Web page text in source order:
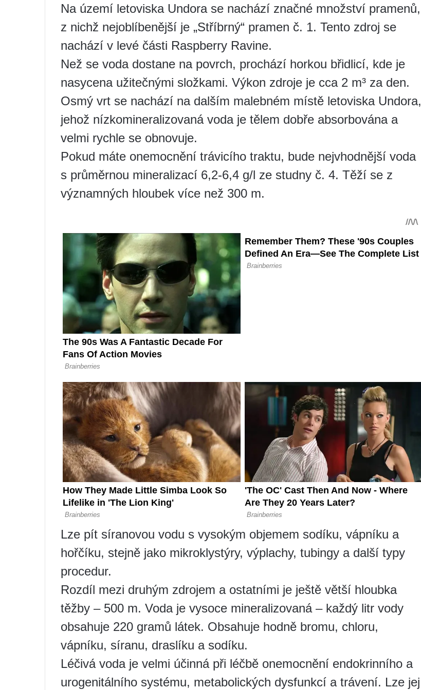
Na území letoviska Undora se nachází značné množství pramenů,
z nichž nejoblíbenější je „Stříbrný“ pramen č. 1. Tento zdroj se
nachází v levé části Raspberry Ravine.
Než se voda dostane na povrch, prochází horkou břidlicí, kde je
nasycena užitečnými složkami. Výkon zdroje je cca 2 m³ za den.
Osmý vrt se nachází na dalším malebném místě letoviska Undora,
jehož nízkomineralizovaná voda je tělem dobře absorbována a
velmi rychle se obnovuje.
Pokud máte onemocnění trávicího traktu, bude nejvhodnější voda
s průměrnou mineralizací 6,2-6,4 g/l ze studny č. 4. Těží se z
významných hloubek více než 300 m.
Lze pít síranovou vodu s vysokým objemem sodíku, vápníku a
hořčíku, stejně jako mikroklystýry, výplachy, tubingy a další typy
procedur.
Rozdíl mezi druhým zdrojem a ostatními je ještě větší hloubka
těžby – 500 m. Voda je vysoce mineralizovaná – každý litr vody
obsahuje 220 gramů látek. Obsahuje hodně bromu, chloru,
vápníku, síranu, draslíku a sodíku.
Léčivá voda je velmi účinná při léčbě onemocnění endokrinního a
urogenitálního systému, metabolických dysfunkcí a trávení. Lze jej